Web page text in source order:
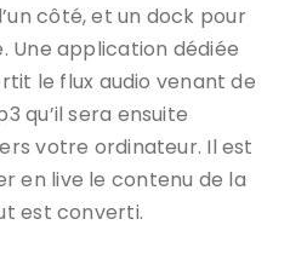
côté, et un dock pour
Une application dédiée
le flux audio venant de
qu’il sera ensuite
votre ordinateur. Il est
en live le contenu de la
est converti.